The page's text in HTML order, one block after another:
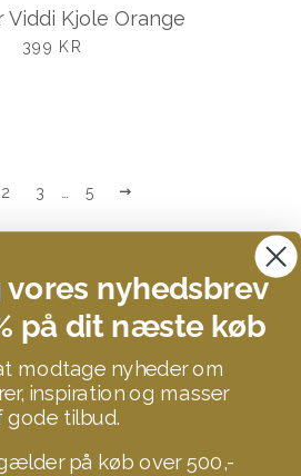
Viddi Kjole Orange
UDSALGSPRIS
399 KR
2 3 5
Search
Kontakt
STUFF YOU LOVE
nyhedsbrev
på dit næste køb
modtage nyheder om
inspiration og masser
gode tilbud.
på køb over 500,-